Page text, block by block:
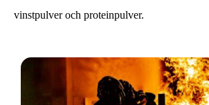
vinstpulver och proteinpulver.